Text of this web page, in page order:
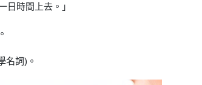
時間上去。」
名詞)。